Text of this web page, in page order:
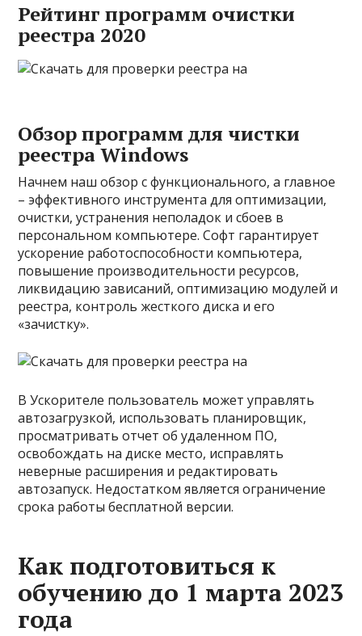
Рейтинг программ очистки
реестра 2020
Обзор программ для чистки
реестра Windows
Начнем наш обзор с функционального, а главное
– эффективного инструмента для оптимизации,
очистки, устранения неполадок и сбоев в
персональном компьютере. Софт гарантирует
ускорение работоспособности компьютера,
повышение производительности ресурсов,
ликвидацию зависаний, оптимизацию модулей и
реестра, контроль жесткого диска и его
«зачистку».
В Ускорителе пользователь может управлять
автозагрузкой, использовать планировщик,
просматривать отчет об удаленном ПО,
освобождать на диске место, исправлять
неверные расширения и редактировать
автозапуск. Недостатком является ограничение
срока работы бесплатной версии.
Как подготовиться к
обучению до 1 марта 2023
года